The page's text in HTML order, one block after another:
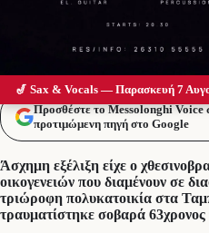
Προσθέστε το Messolonghi Voice
προτιμώμενη πηγή στο Google
Άσχημη εξέλιξη είχε ο
οικογενειών που διαμένουν σε
τριώροφη πολυκατοικία στα
τραυματίστηκε σοβαρά
🎷 Sax & Vocals — Παρασκευή 7